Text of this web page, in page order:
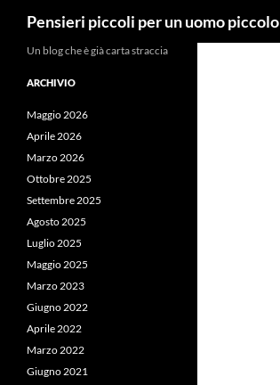
Pensieri piccoli per un uomo piccolo
Un blog che è già carta straccia
ARCHIVIO
Maggio 2026
Aprile 2026
Marzo 2026
Ottobre 2025
Settembre 2025
Agosto 2025
Luglio 2025
Maggio 2025
Marzo 2023
Giugno 2022
Aprile 2022
Marzo 2022
Giugno 2021